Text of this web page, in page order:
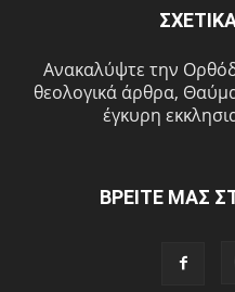
Ανακαλύψτε την
θεολογικά άρθρα,
έγκυρη
ΒΡΕΙΤΕ ΜΑΣ